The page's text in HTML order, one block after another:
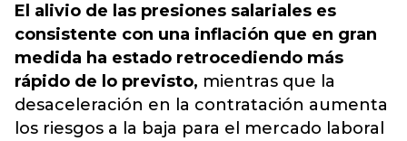
El alivio de las presiones salariales es
consistente con una inflación que en gran
medida ha estado retrocediendo más
rápido de lo previsto, mientras que la
desaceleración en la contratación aumenta
los riesgos a la baja para el mercado laboral